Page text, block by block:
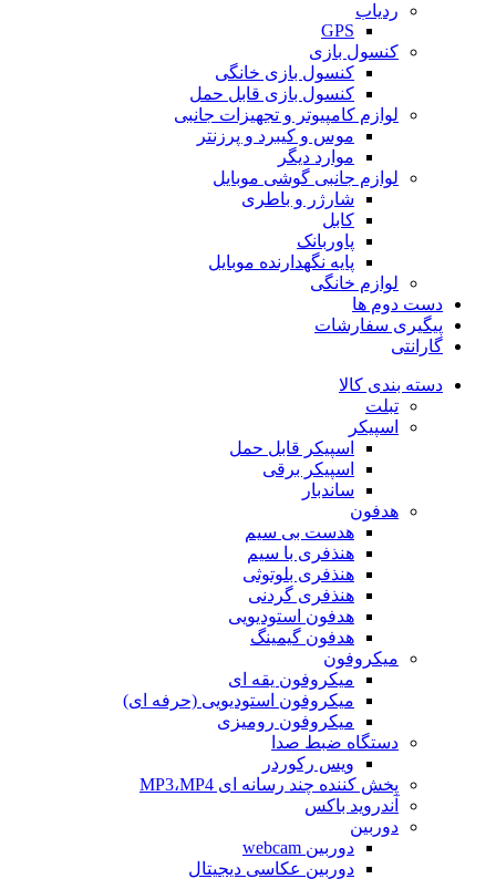
ردیاب
GPS
کنسول بازی
کنسول بازی خانگی
کنسول بازی قابل حمل
لوازم کامپیوتر و تجهیزات جانبی
موس و کیبرد و پرزنتر
موارد دیگر
لوازم جانبی گوشی موبایل
شارژر و باطری
کابل
پاوربانک
پایه نگهدارنده موبایل
لوازم خانگی
دست دوم ها
پیگیری سفارشات
گارانتی
دسته بندی کالا
تبلت
اسپیکر
اسپیکر قابل حمل
اسپیکر برقی
ساندبار
هدفون
هدست بی سیم
هنذفری با سیم
هنذفری بلوتوثی
هنذفری گردنی
هدفون استودیویی
هدفون گیمینگ
میکروفون
میکروفون یقه ای
میکروفون استودیویی (حرفه ای)
میکروفون رومیزی
دستگاه ضبط صدا
ویس رکوردر
پخش کننده چند رسانه ای MP3،MP4
آندروید باکس
دوربین
دوربین webcam
دوربین عکاسی دیجیتال